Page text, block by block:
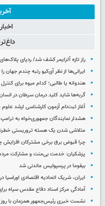
راز تازه آلزایمر کشف شد/ ردپای
ایرانی‌ها از نظر آی‌کیو رتبه چندم جهان را
هندوانه یا طالبی؛ کدام‌ میوه برای
گربه‌ها شاید کلید درمان سرطان در
آغاز ثبت‌نام‌ آزمون کارشناسی ارشد علوم
هشدار نمایندگان جمهوری‌خواه به ترامپ
متلاشی شدن یک هسته تروریستی
چرا قبوض برق برخی مشترکان افزایش
پزشکیان: خدمت بی‌منت و مشارکت
بیفوما در پرسپولیس ماندنی شد
ایران، شریک اتحادیه اقتصادی
آمادگی مرکز اسناد دفاع مقدس سپاه
نشست خبری رئیس‌جمهور همزمان با روز